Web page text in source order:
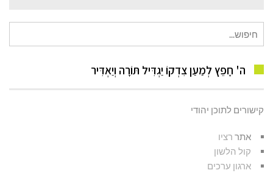
עבור:
ה' חָפֵץ לְמַעַן צִדְקוֹ יַגְדִּיל תּוֹרָה וְיַאְדִּיר
קישורים לתוכן יהודי
אתר רציו
קול הלשון
ארגון ערכים